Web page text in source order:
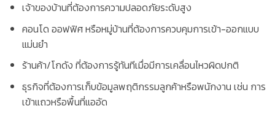
เจ้าของบ้านที่ต้องการความปลอดภัยระดับสูง
คอนโด ออฟฟิศ หรือหมู่บ้านที่ต้องการควบคุมการเข้า-ออกแบบ
แม่นยำ
ร้านค้า/โกดัง ที่ต้องการรู้ทันทีเมื่อมีการเคลื่อนไหวผิดปกติ
ธุรกิจที่ต้องการเก็บข้อมูลพฤติกรรมลูกค้าหรือพนักงาน เช่น การ
เข้าแถวหรือพื้นที่แออัด